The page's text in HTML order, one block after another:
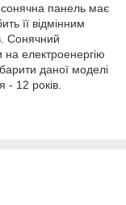
панель має
її відмінним
Сонячний
електроенергію
даної моделі
- 12 років.